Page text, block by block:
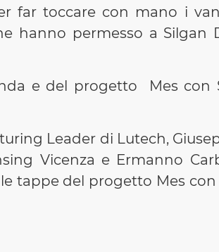
far toccare con mano i
hanno permesso a Silgan
e del progetto Mes con
Leader di Lutech,
Vicenza e Ermanno
tappe del progetto Mes con